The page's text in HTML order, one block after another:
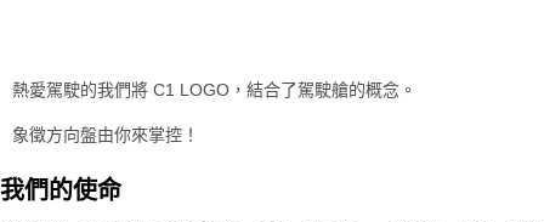
熱愛駕駛的我們將 C1 LOGO，結合了駕駛艙的概念。
象徵方向盤由你來掌控！
我們的使命